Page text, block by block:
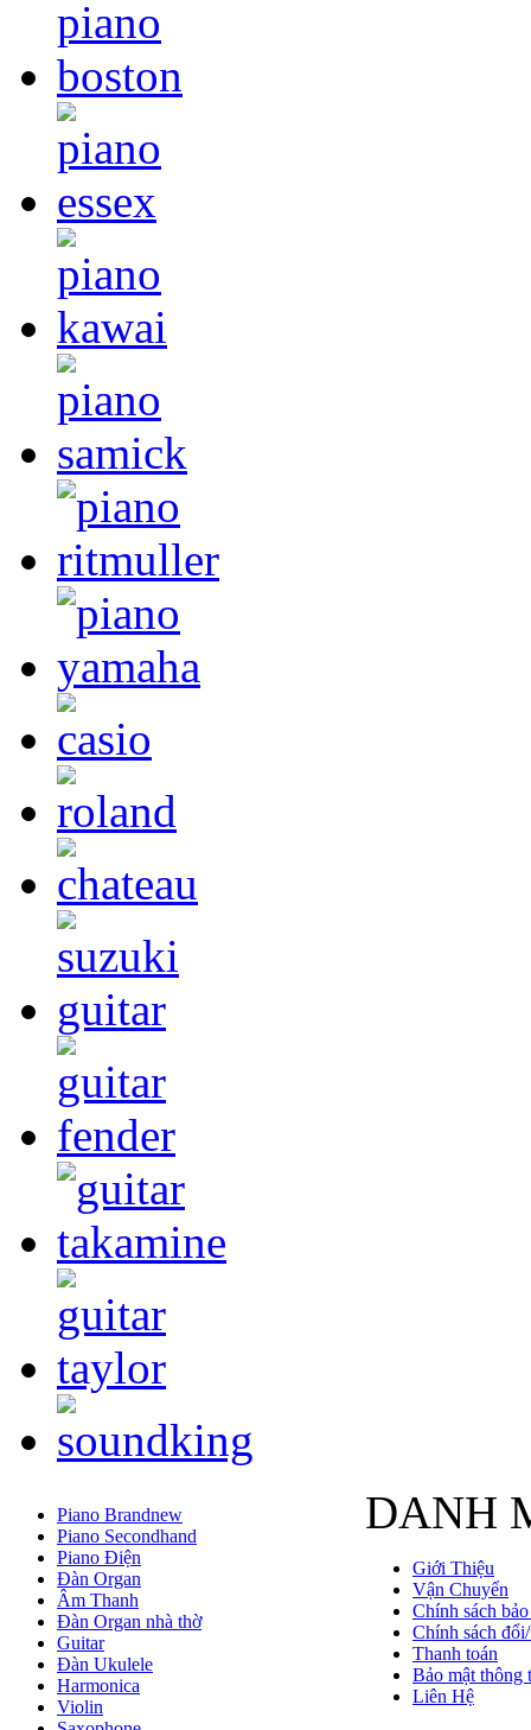
DANH
Piano Brandnew
Piano Secondhand
Piano Điện
Đàn Organ
Âm Thanh
Đàn Organ nhà thờ
Guitar
Đàn Ukulele
Harmonica
Violin
Giới Thiệu
Vận Chuyển
Chính sách
Chính sách
Thanh toán
Bảo mật thông
Liên Hệ